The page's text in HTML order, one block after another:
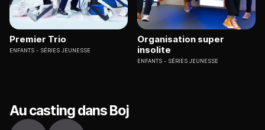
Premier Trio
ENFANTS SÉRIES JEUNESSE
Organisation super
insolite
ENFANTS SÉRIES JEUNESSE
Au casting dans Boj